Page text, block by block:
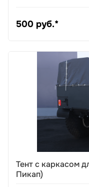
500 руб.*
Тент с каркасом
Пикап)